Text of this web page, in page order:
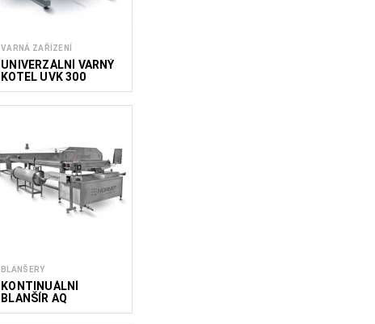
VARNÁ ZAŘÍZENÍ
UNIVERZÁLNÍ VARNÝ
KOTEL UVK 300
BLANŠERY
KONTINUÁLNÍ
BLANŠÍR AQ